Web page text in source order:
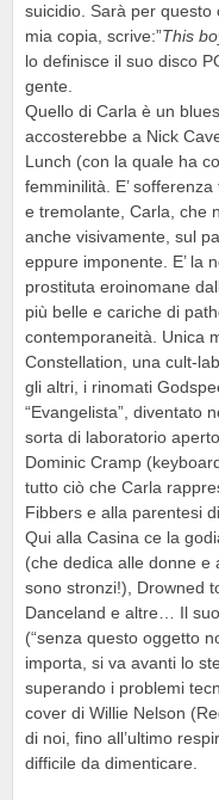
suicidio. Sarà per questo
mia copia, scrive:”This
lo definisce il suo disco
gente.
Quello di Carla è un
accosterebbe a Nick
Lunch (con la quale ha
femminilità. E’
e tremolante, Carla, che
anche visivamente, sul
eppure imponente. E’ la
prostituta eroinomane
più belle e cariche di
contemporaneità. Unica
Constellation, una cult-
gli altri, i rinomati
“Evangelista”, diventato
sorta di laboratorio
Dominic Cramp
tutto ciò che Carla
Fibbers e alla parentesi
Qui alla Casina ce la
(che dedica alle donne e
sono stronzi!), Drowned
Danceland e altre… Il
(“senza questo oggetto
importa, si va avanti lo
superando i problemi
cover di Willie Nelson
di noi, fino all’ultimo
difficile da dimenticare.